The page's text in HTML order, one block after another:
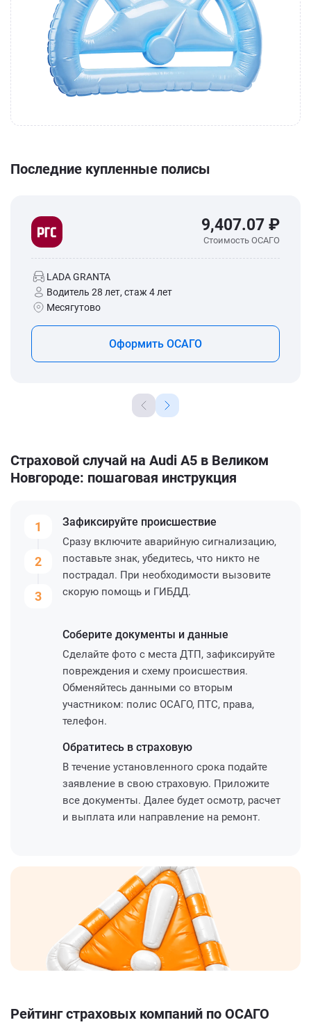
Последние купленные полисы
9,407.07 ₽
Стоимость ОСАГО
LADA GRANTA
Водитель 28 лет, стаж 4 лет
Месягутово
Оформить ОСАГО
Страховой случай на Audi A5 в Великом
Новгороде: пошаговая инструкция
1
2
3
Зафиксируйте происшествие
Сразу включите аварийную сигнализацию,
поставьте знак, убедитесь, что никто не
пострадал. При необходимости вызовите
скорую помощь и ГИБДД.
Соберите документы и данные
Сделайте фото с места ДТП, зафиксируйте
повреждения и схему происшествия.
Обменяйтесь данными со вторым
участником: полис ОСАГО, ПТС, права,
телефон.
Обратитесь в страховую
В течение установленного срока подайте
заявление в свою страховую. Приложите
все документы. Далее будет осмотр, расчет
и выплата или направление на ремонт.
Рейтинг страховых компаний по ОСАГО